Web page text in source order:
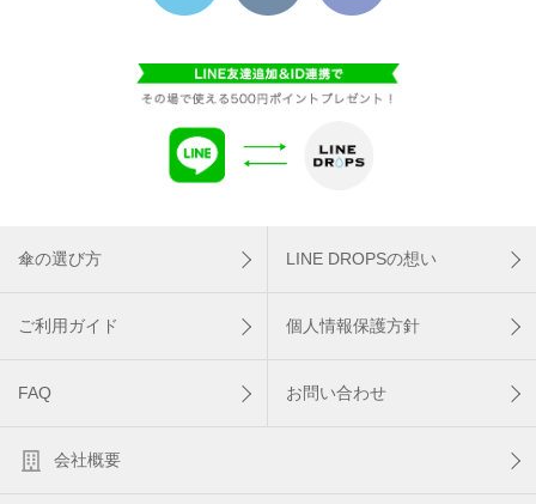
傘の選び方 LINE DROPSの想い
ご利用ガイド 個人情報保護方針
FAQ お問い合わせ
会社概要